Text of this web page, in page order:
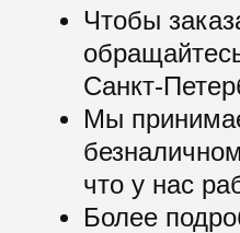
Чтобы
Санкт-
Мы
что у нас
Более